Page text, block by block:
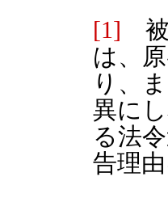
[1] 被
は、
り、
異に
る法
告理